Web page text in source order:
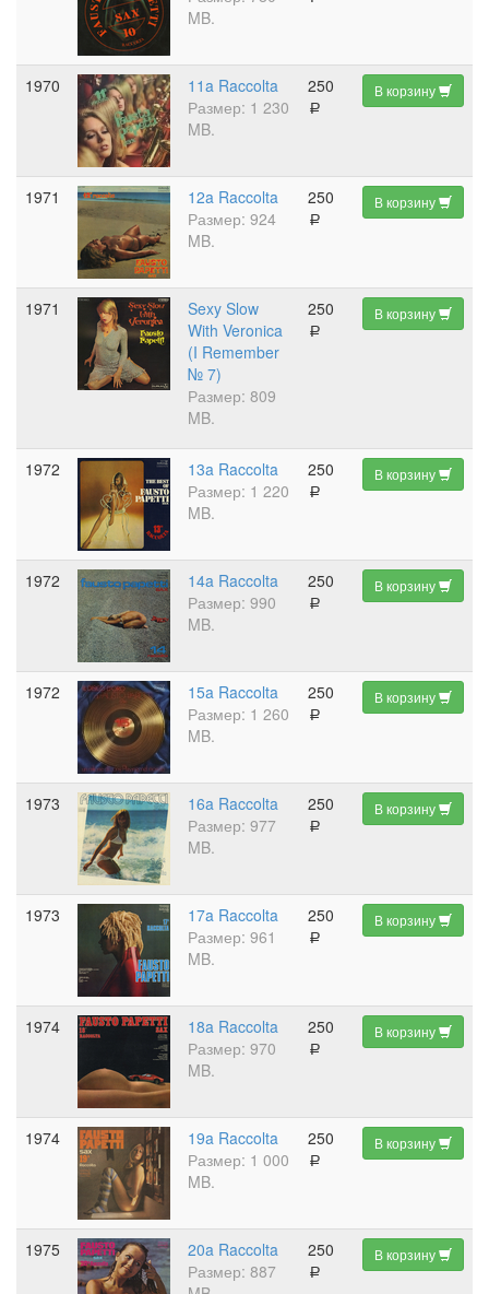
MB.
1970
11a Raccolta
Размер: 1 230
MB.
250
a
В корзину
1971
12a Raccolta
Размер: 924
MB.
250
a
В корзину
1971
Sexy Slow
With Veronica
(I Remember
№ 7)
Размер: 809
MB.
250
a
В корзину
1972
13a Raccolta
Размер: 1 220
MB.
250
a
В корзину
1972
14a Raccolta
Размер: 990
MB.
250
a
В корзину
1972
15a Raccolta
Размер: 1 260
MB.
250
a
В корзину
1973
16a Raccolta
Размер: 977
MB.
250
a
В корзину
1973
17a Raccolta
Размер: 961
MB.
250
a
В корзину
1974
18a Raccolta
Размер: 970
MB.
250
a
В корзину
1974
19a Raccolta
Размер: 1 000
MB.
250
a
В корзину
1975
20a Raccolta
Размер: 887
250
a
В корзину